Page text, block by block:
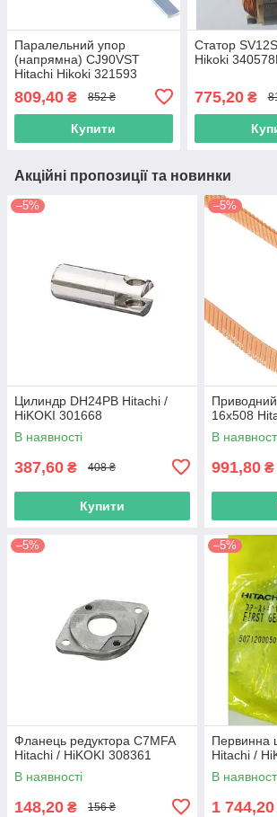
Паралельний упор
(напрямна) CJ90VST
Hitachi Hikoki 321593
809,40 ₴ 852 ₴
Купити
Статор
Hikoki
775,20₴
Акційні пропозиції та новинки
–5%
Цилиндр DH24PB Hitachi /
HiKOKI 301668
В наявності
387,60 ₴ 408 ₴
Купити
–5%
16х508
В
991,80 ₴
–5%
Фланець редуктора C7MFA
Hitachi / HiKOKI 308361
В наявності
148,20 ₴ 156 ₴
–5%
Первинна
Hitachi /
В
1 744,20